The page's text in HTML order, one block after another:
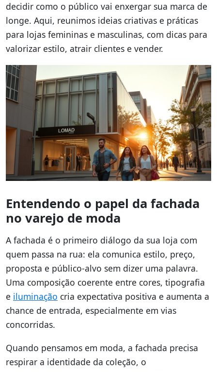
decidir como o público vai enxergar sua marca de
longe. Aqui, reunimos ideias criativas e práticas
para lojas femininas e masculinas, com dicas para
valorizar estilo, atrair clientes e vender.
Entendendo o papel da fachada
no varejo de moda
A fachada é o primeiro diálogo da sua loja com
quem passa na rua: ela comunica estilo, preço,
proposta e público-alvo sem dizer uma palavra.
Uma composição coerente entre cores, tipografia
e iluminação cria expectativa positiva e aumenta a
chance de entrada, especialmente em vias
concorridas.
Quando pensamos em moda, a fachada precisa
respirar a identidade da coleção, o